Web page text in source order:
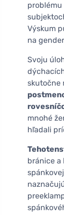
problému
Výskum
na
Svoju
skutočne
mnohé
hľadali
bránice a